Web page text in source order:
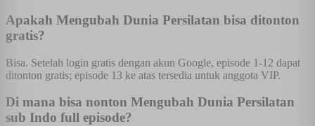
Apakah Mengubah Dunia Persilatan bisa ditonton
gratis?
Bisa. Setelah login gratis dengan akun Google, episode 1-12 dapat
ditonton gratis; episode 13 ke atas tersedia untuk anggota VIP.
Di mana bisa nonton Mengubah Dunia Persilatan
sub Indo full episode?